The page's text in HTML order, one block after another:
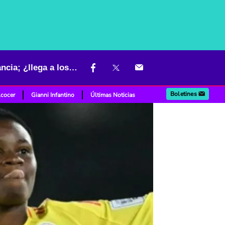
Nuevo parte médico de defensora de Colombia que salió en ambulancia; ¿llega a los octavos?
Gianni Infantino Últimas Noticias Boletines